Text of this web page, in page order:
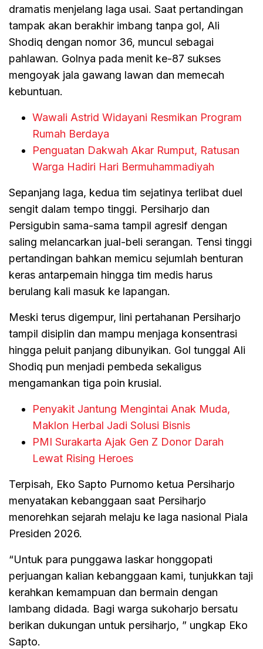
dramatis menjelang laga usai. Saat pertandingan
tampak akan berakhir imbang tanpa gol, Ali
Shodiq dengan nomor 36, muncul sebagai
pahlawan. Golnya pada menit ke-87 sukses
mengoyak jala gawang lawan dan memecah
kebuntuan.
Wawali Astrid Widayani Resmikan Program
Rumah Berdaya
Penguatan Dakwah Akar Rumput, Ratusan
Warga Hadiri Hari Bermuhammadiyah
Sepanjang laga, kedua tim sejatinya terlibat duel
sengit dalam tempo tinggi. Persiharjo dan
Persigubin sama-sama tampil agresif dengan
saling melancarkan jual-beli serangan. Tensi tinggi
pertandingan bahkan memicu sejumlah benturan
keras antarpemain hingga tim medis harus
berulang kali masuk ke lapangan.
Meski terus digempur, lini pertahanan Persiharjo
tampil disiplin dan mampu menjaga konsentrasi
hingga peluit panjang dibunyikan. Gol tunggal Ali
Shodiq pun menjadi pembeda sekaligus
mengamankan tiga poin krusial.
Penyakit Jantung Mengintai Anak Muda,
Maklon Herbal Jadi Solusi Bisnis
PMI Surakarta Ajak Gen Z Donor Darah
Lewat Rising Heroes
Terpisah, Eko Sapto Purnomo ketua Persiharjo
menyatakan kebanggaan saat Persiharjo
menorehkan sejarah melaju ke laga nasional Piala
Presiden 2026.
“Untuk para punggawa laskar honggopati
perjuangan kalian kebanggaan kami, tunjukkan taji
kerahkan kemampuan dan bermain dengan
lambang didada. Bagi warga sukoharjo bersatu
berikan dukungan untuk persiharjo, ” ungkap Eko
Sapto.